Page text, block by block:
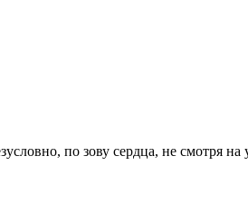
по зову сердца, не смотря